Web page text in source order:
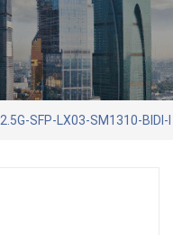
SFP-LX03-SM1310-BIDI-I